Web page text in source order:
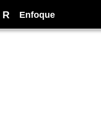
R Enfoque